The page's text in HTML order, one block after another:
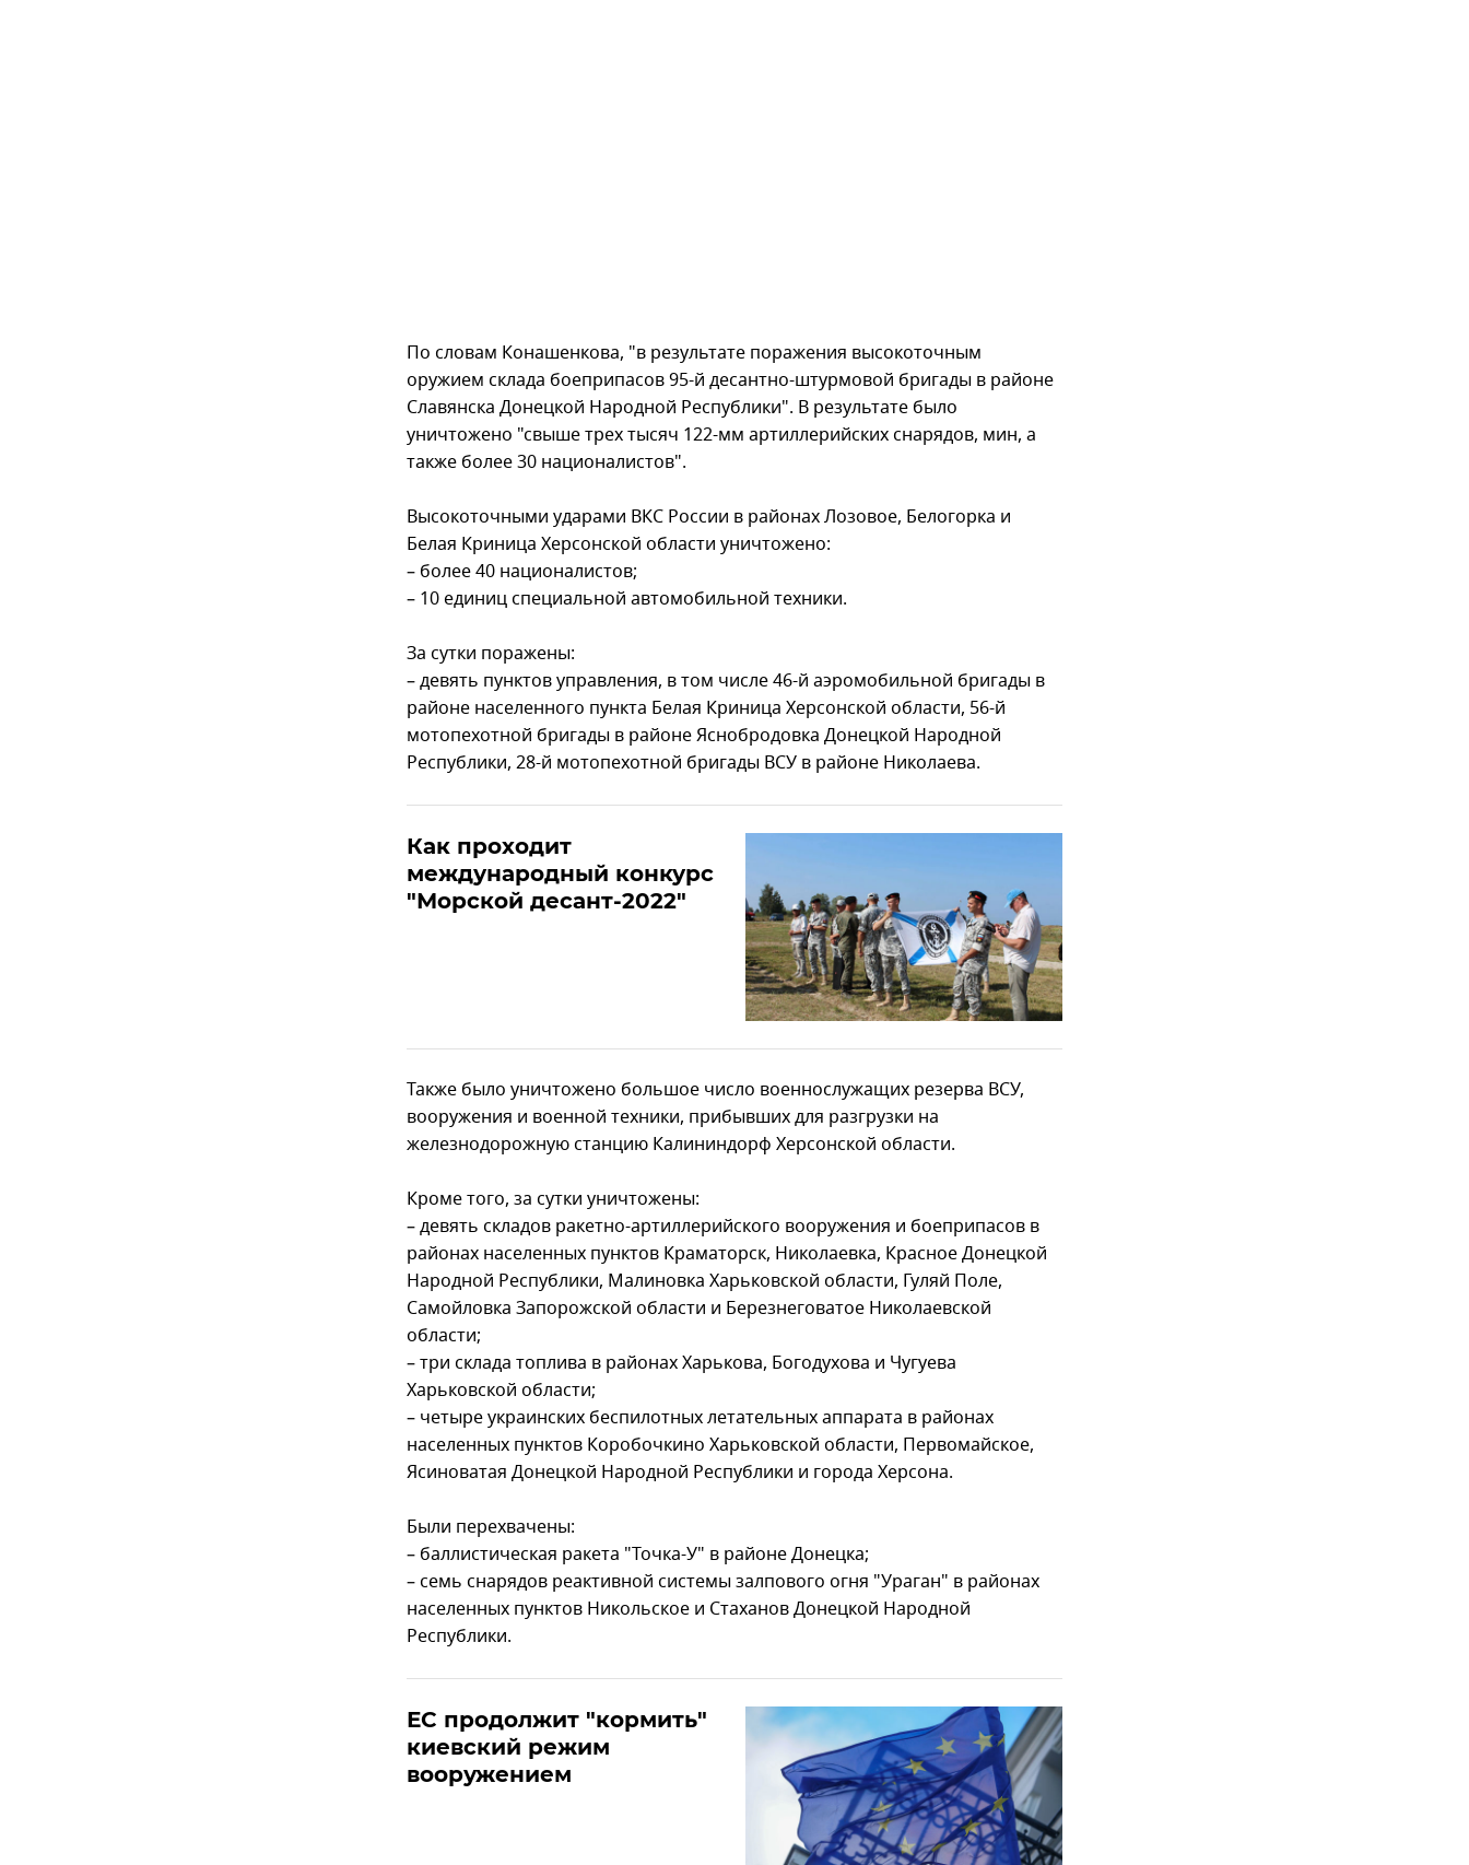
По словам Конашенкова, "в результате поражения высокоточным
оружием склада боеприпасов 95-й десантно-штурмовой бригады в районе
Славянска Донецкой Народной Республики". В результате было
уничтожено "свыше трех тысяч 122-мм артиллерийских снарядов, мин, а
также более 30 националистов".
Высокоточными ударами ВКС России в районах Лозовое, Белогорка и
Белая Криница Херсонской области уничтожено:
– более 40 националистов;
– 10 единиц специальной автомобильной техники.
За сутки поражены:
– девять пунктов управления, в том числе 46-й аэромобильной бригады в
районе населенного пункта Белая Криница Херсонской области, 56-й
мотопехотной бригады в районе Яснобродовка Донецкой Народной
Республики, 28-й мотопехотной бригады ВСУ в районе Николаева.
Как проходит
международный конкурс
"Морской десант-2022"
Также было уничтожено большое число военнослужащих резерва ВСУ,
вооружения и военной техники, прибывших для разгрузки на
железнодорожную станцию Калининдорф Херсонской области.
Кроме того, за сутки уничтожены:
– девять складов ракетно-артиллерийского вооружения и боеприпасов в
районах населенных пунктов Краматорск, Николаевка, Красное Донецкой
Народной Республики, Малиновка Харьковской области, Гуляй Поле,
Самойловка Запорожской области и Березнеговатое Николаевской
области;
– три склада топлива в районах Харькова, Богодухова и Чугуева
Харьковской области;
– четыре украинских беспилотных летательных аппарата в районах
населенных пунктов Коробочкино Харьковской области, Первомайское,
Ясиноватая Донецкой Народной Республики и города Херсона.
Были перехвачены:
– баллистическая ракета "Точка-У" в районе Донецка;
– семь снарядов реактивной системы залпового огня "Ураган" в районах
населенных пунктов Никольское и Стаханов Донецкой Народной
Республики.
ЕС продолжит "кормить"
киевский режим
вооружением